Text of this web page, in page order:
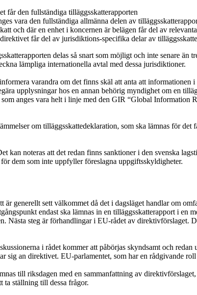
får den fullständiga tilläggsskatterapporten
vara den fullständiga allmänna delen av
och där en enhet i koncernen är belägen får del av
får del av jurisdiktions-specifika delar av
delas så snart som möjligt och inte senare
lämpliga internationella avtal med dessa jurisdiktioner.
varandra om det finns skäl att anta att informationen
upplysningar hos en annan behörig myndighet om en
anges vara helt i linje med den GIR “Global
om tilläggsskattedeklaration, som ska lämnas för
kan noteras att det redan finns sanktioner i den svenska
dem som inte uppfyller föreslagna uppgiftsskyldigheter.
generellt sett välkommet då det i dagsläget handlar om
endast ska lämnas in en tilläggsskatterapport i en
Nästa steg är förhandlingar i EU-rådet av direktivförslaget.
i rådet kommer att påbörjas skyndsamt och redan
sig an direktivet. EU-parlamentet, som har en rådgivande
till riksdagen med en sammanfattning av
ta ställning till dessa frågor.